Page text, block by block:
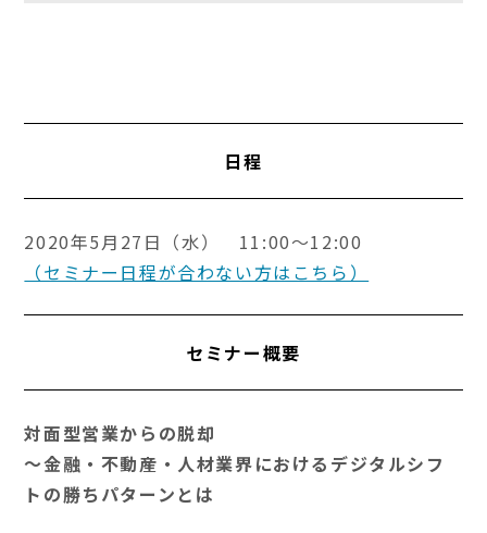
日程
2020年5月27日（水） 11:00～12:00
（セミナー日程が合わない方はこちら）
セミナー概要
対面型営業からの脱却
～金融・不動産・人材業界におけるデジタルシフ
トの勝ちパターンとは